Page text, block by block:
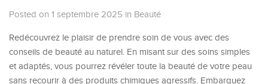
Posted on 1 septembre 2025 in Beauté
Redécouvrez le plaisir de prendre soin de vous avec des
conseils de beauté au naturel. En misant sur des soins simples
et adaptés, vous pourrez révéler toute la beauté de votre peau
sans recourir à des produits chimiques agressifs. Embarquez